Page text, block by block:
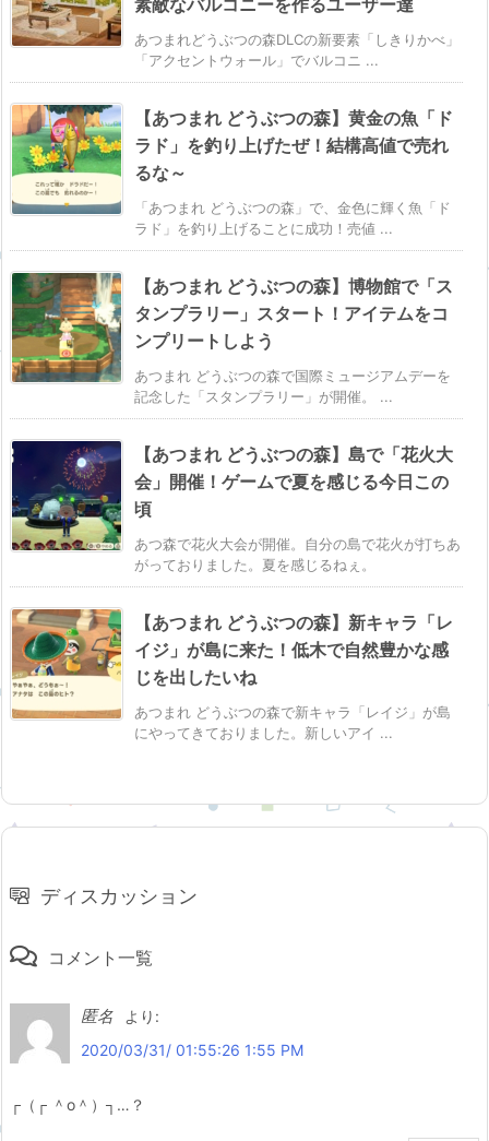
あつまれどうぶつの森DLCの新要素「しきりかべ」
「アクセントウォール」でバルコニ ...
【あつまれ どうぶつの森】黄金の魚「ド
ラド」を釣り上げたぜ！結構高値で売れ
るな～
「あつまれ どうぶつの森」で、金色に輝く魚「ド
ラド」を釣り上げることに成功！売値 ...
【あつまれ どうぶつの森】博物館で「ス
タンプラリー」スタート！アイテムをコ
ンプリートしよう
あつまれ どうぶつの森で国際ミュージアムデーを
記念した「スタンプラリー」が開催。 ...
【あつまれ どうぶつの森】島で「花火大
会」開催！ゲームで夏を感じる今日この
頃
あつ森で花火大会が開催。自分の島で花火が打ちあ
がっておりました。夏を感じるねぇ。
【あつまれ どうぶつの森】新キャラ「レ
イジ」が島に来た！低木で自然豊かな感
じを出したいね
あつまれ どうぶつの森で新キャラ「レイジ」が島
にやってきておりました。新しいアイ ...
ディスカッション
コメント一覧
匿名
より:
2020/03/31/ 01:55:26 1:55 PM
┌（┌ ＾o＾）┐…？